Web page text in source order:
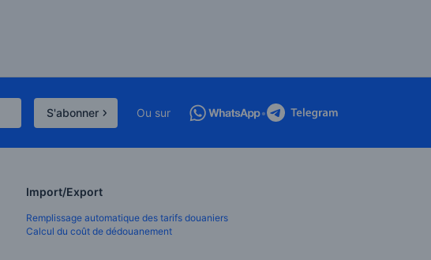
S'abonner Ou sur •
Import/Export
Remplissage automatique des tarifs douaniers
Calcul du coût de dédouanement